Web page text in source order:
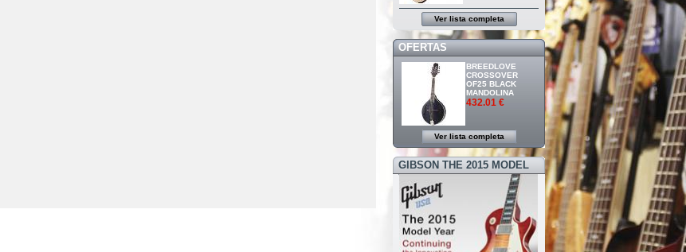
Ver lista completa
OFERTAS
BREEDLOVE
CROSSOVER
OF25 BLACK
MANDOLINA
432.01 €
Ver lista completa
GIBSON THE 2015 MODEL
YEAR